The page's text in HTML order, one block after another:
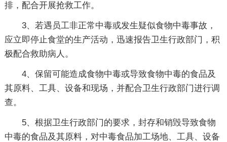
排，配合开展抢救工作。
3、若遇员工非正常中毒或发生疑似食物中毒事故，
应立即停止食堂的生产活动，迅速报告卫生行政部门，积
极配合救助病人。
4、保留可能造成食物中毒或导致食物中毒的食品及
其原料、工具、设备和现场，并配合卫生行政部门进行调
查。
5、根据卫生行政部门的要求，封存和销毁导致食物
中毒的食品及其原料，对中毒食品加工场地、工具、设备